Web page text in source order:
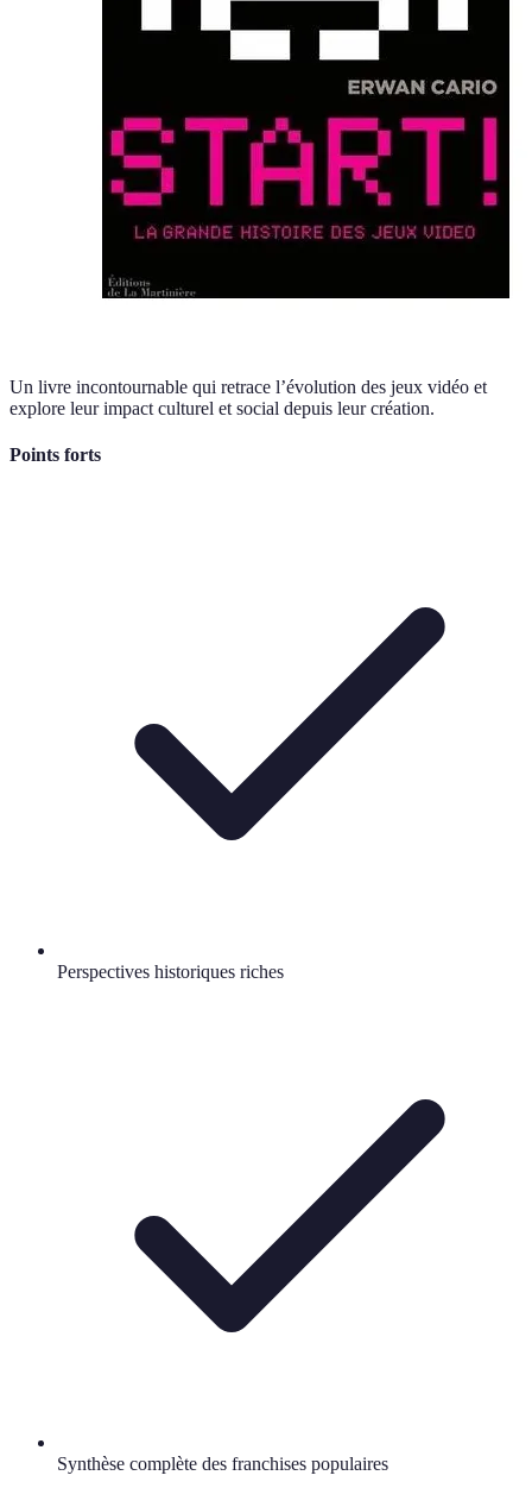
Un livre incontournable qui retrace l’évolution des jeux vidéo et
explore leur impact culturel et social depuis leur création.
Points forts
Perspectives historiques riches
Synthèse complète des franchises populaires